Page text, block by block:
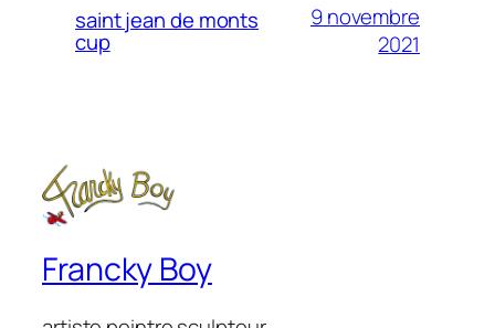
saint jean de monts
cup
9 novembre
2021
Francky Boy